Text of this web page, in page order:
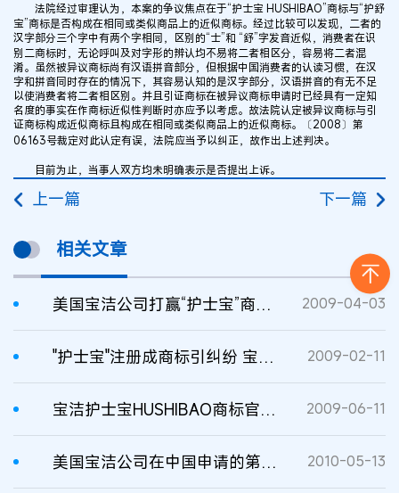
法院经过审理认为，本案的争议焦点在于“护士宝 HUSHIBAO”商标与“护舒
宝”商标是否构成在相同或类似商品上的近似商标。经过比较可以发现，二者的
汉字部分三个字中有两个字相同，区别的“士”和 “舒”字发音近似，消费者在识
别二商标时，无论呼叫及对字形的辨认均不易将二者相区分，容易将二者混
淆。虽然被异议商标尚有汉语拼音部分，但根据中国消费者的认读习惯，在汉
字和拼音同时存在的情况下，其容易认知的是汉字部分，汉语拼音的有无不足
以使消费者将二者相区别。并且引证商标在被异议商标申请时已经具有一定知
名度的事实在作商标近似性判断时亦应予以考虑。故法院认定被异议商标与引
证商标构成近似商标且构成在相同或类似商品上的近似商标。〔2008〕第
06163号裁定对此认定有误，法院应当予以纠正，故作出上述判决。
目前为止，当事人双方均未明确表示是否提出上诉。
上一篇 下一篇
相关文章
美国宝洁公司打赢“护士宝”商标侵权官司 2009-04-03
"护士宝"注册成商标引纠纷 宝洁公司状告商评委 2009-02-11
宝洁护士宝HUSHIBAO商标官司9年未完 2009-06-11
美国宝洁公司在中国申请的第3类“宝洁”商标被驳 2010-05-13